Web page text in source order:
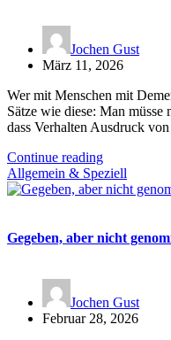
Jochen Gust
März 11, 2026
Wer mit Menschen mit
Sätze wie diese: Man müsse
dass Verhalten Ausdruck
Continue reading
Allgemein & Speziell
Gegeben, aber nicht
Jochen Gust
Februar 28, 2026